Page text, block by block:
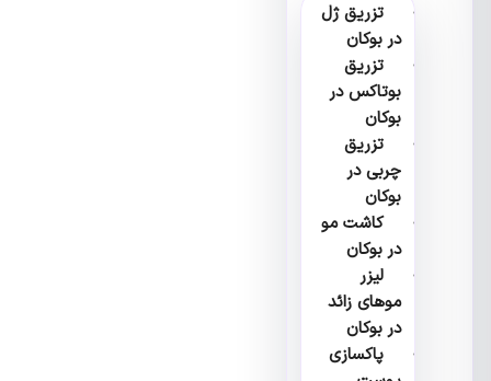
تزریق ژل
در بوکان
تزریق
بوتاکس در
بوکان
تزریق
چربی در
بوکان
کاشت مو
در بوکان
لیزر
موهای زائد
در بوکان
پاکسازی